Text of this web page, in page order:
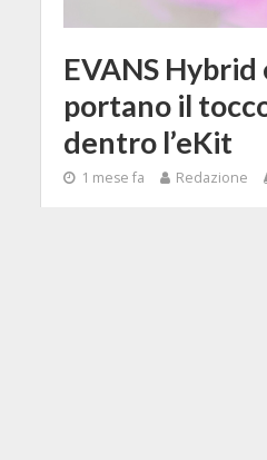
EVANS Hybrid
portano il
dentro l’eKit
1 mese fa Redazione